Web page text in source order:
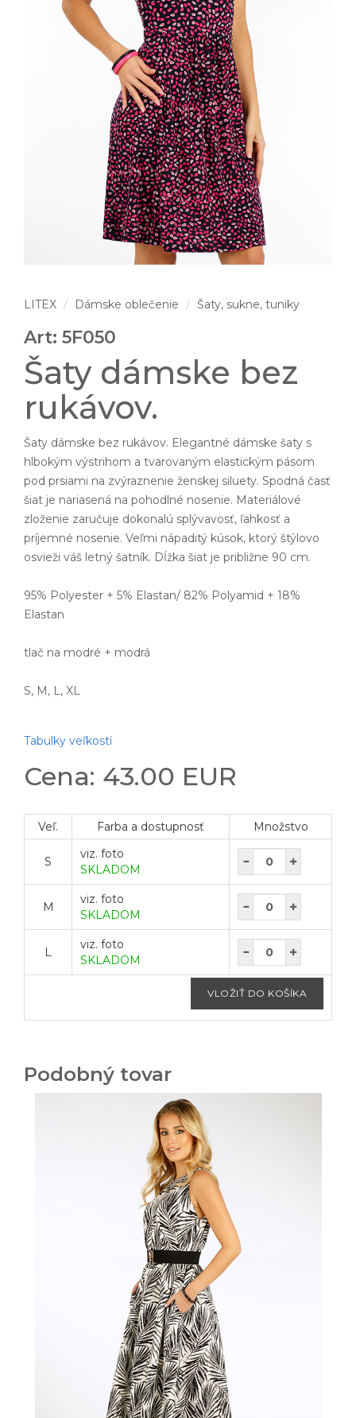
LITEX Dámske oblečenie Šaty, sukne, tuniky
Art: 5F050
Šaty dámske bez
rukávov.
Šaty dámske bez rukávov. Elegantné dámske šaty s
hlbokým výstrihom a tvarovaným elastickým pásom
pod prsiami na zvýraznenie ženskej siluety. Spodná časť
šiat je nariasená na pohodlné nosenie. Materiálové
zloženie zaručuje dokonalú splývavosť, ľahkosť a
príjemné nosenie. Veľmi nápaditý kúsok, ktorý štýlovo
osvieži váš letný šatník. Dĺžka šiat je približne 90 cm.
95% Polyester + 5% Elastan/ 82% Polyamid + 18%
Elastan
tlač na modré + modrá
S, M, L, XL
Tabulky veľkostí
Cena: 43.00 EUR
Veľ. Farba a dostupnosť Množstvo
S
viz. foto
SKLADOM
M
viz. foto
SKLADOM
L
viz. foto
SKLADOM
Podobný tovar